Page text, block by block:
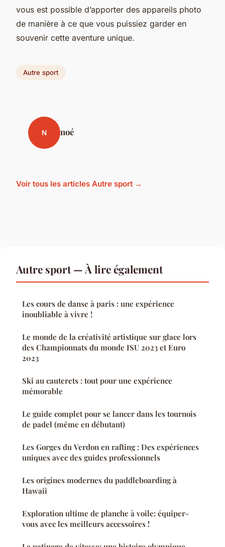
vous est possible d’apporter des appareils photo
de manière à ce que vous puissiez garder en
souvenir cette aventure unique.
Autre sport
N noé
Voir tous les articles Autre sport →
Autre sport — À lire également
Les cours de danse à paris : une expérience
inoubliable à vivre !
Le monde de la créativité artistique sur glace lors
des Championnats du monde ISU 2023 et Euro
2023
Ski au cauterets : tout pour une expérience
mémorable
Le guide complet pour se lancer dans les tournois
de padel (même en débutant)
Les Gorges du Verdon en rafting : Des expériences
uniques avec des guides professionnels
Les origines modernes du paddleboarding à
Hawaii
Exploration ultime de planche à voile: équiper-
vous avec les meilleurs accessoires !